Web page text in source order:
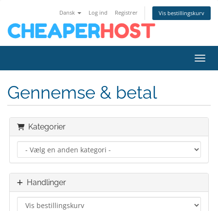
Dansk Log ind Registrer Vis bestillingskurv
Skift
Gennemse & betal
Kategorier
Handlinger